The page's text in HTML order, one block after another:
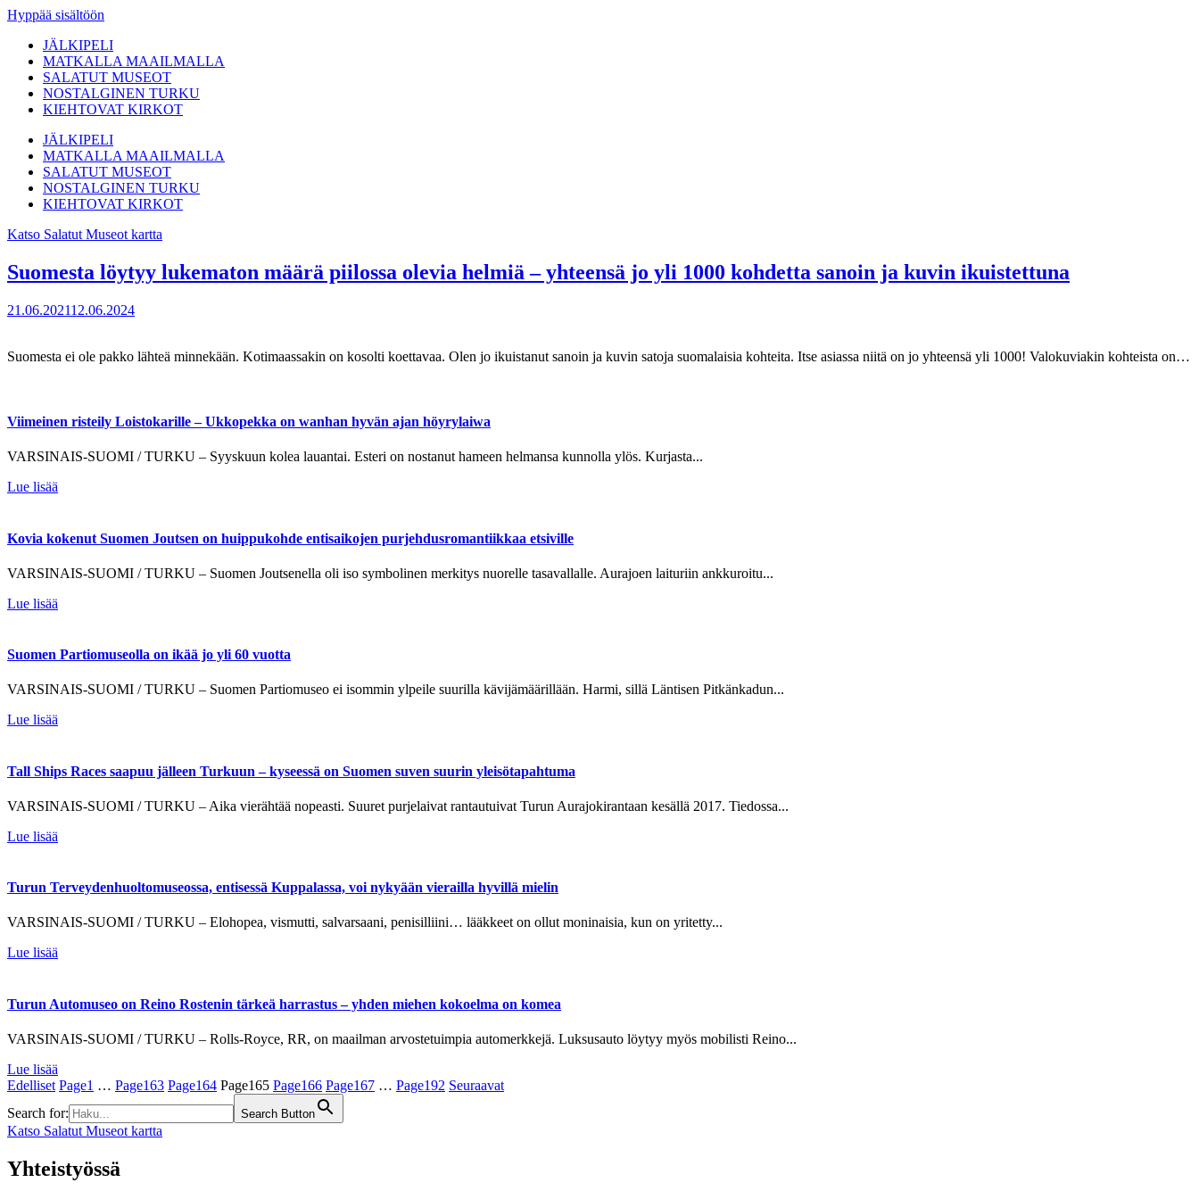
Hyppää sisältöön
JÄLKIPELI
MATKALLA MAAILMALLA
SALATUT MUSEOT
NOSTALGINEN TURKU
KIEHTOVAT KIRKOT
JÄLKIPELI
MATKALLA MAAILMALLA
SALATUT MUSEOT
NOSTALGINEN TURKU
KIEHTOVAT KIRKOT
Katso Salatut Museot kartta
Suomesta löytyy lukematon määrä piilossa olevia helmiä – yhteensä jo yli 1000 kohdetta sanoin ja kuvin ikuistettuna
21.06.202112.06.2024
Suomesta ei ole pakko lähteä minnekään. Kotimaassakin on kosolti koettavaa. Olen jo ikuistanut sanoin ja kuvin satoja suomalaisia kohteita. Itse asiassa niitä on jo yhteensä yli 1000! Valokuviakin kohteista on…
Viimeinen risteily Loistokarille – Ukkopekka on wanhan hyvän ajan höyrylaiwa
VARSINAIS-SUOMI / TURKU – Syyskuun kolea lauantai. Esteri on nostanut hameen helmansa kunnolla ylös. Kurjasta...
Lue lisää
Kovia kokenut Suomen Joutsen on huippukohde entisaikojen purjehdusromantiikkaa etsiville
VARSINAIS-SUOMI / TURKU – Suomen Joutsenella oli iso symbolinen merkitys nuorelle tasavallalle. Aurajoen laituriin ankkuroitu...
Lue lisää
Suomen Partiomuseolla on ikää jo yli 60 vuotta
VARSINAIS-SUOMI / TURKU – Suomen Partiomuseo ei isommin ylpeile suurilla kävijämäärillään. Harmi, sillä Läntisen Pitkänkadun...
Lue lisää
Tall Ships Races saapuu jälleen Turkuun – kyseessä on Suomen suven suurin yleisötapahtuma
VARSINAIS-SUOMI / TURKU – Aika vierähtää nopeasti. Suuret purjelaivat rantautuivat Turun Aurajokirantaan kesällä 2017. Tiedossa...
Lue lisää
Turun Terveydenhuoltomuseossa, entisessä Kuppalassa, voi nykyään vierailla hyvillä mielin
VARSINAIS-SUOMI / TURKU – Elohopea, vismutti, salvarsaani, penisilliini… lääkkeet on ollut moninaisia, kun on yritetty...
Lue lisää
Turun Automuseo on Reino Rostenin tärkeä harrastus – yhden miehen kokoelma on komea
VARSINAIS-SUOMI / TURKU – Rolls-Royce, RR, on maailman arvostetuimpia automerkkejä. Luksusauto löytyy myös mobilisti Reino...
Lue lisää
Edelliset Page1 … Page163 Page164 Page165 Page166 Page167 … Page192 Seuraavat
Search for:
Search Button
Katso Salatut Museot kartta
Yhteistyössä